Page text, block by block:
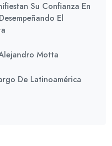
Su Confianza En
El
Motta
De Latinoamérica